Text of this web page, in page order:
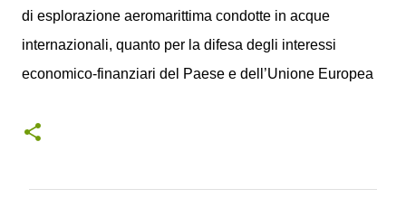
di esplorazione aeromarittima condotte in acque
internazionali, quanto per la difesa degli interessi
economico-finanziari del Paese e dell’Unione Europea